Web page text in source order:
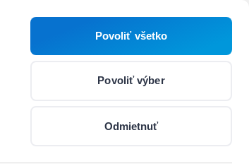
Povoliť všetko
Povoliť výber
Odmietnuť
Nastavenia súborov cookie